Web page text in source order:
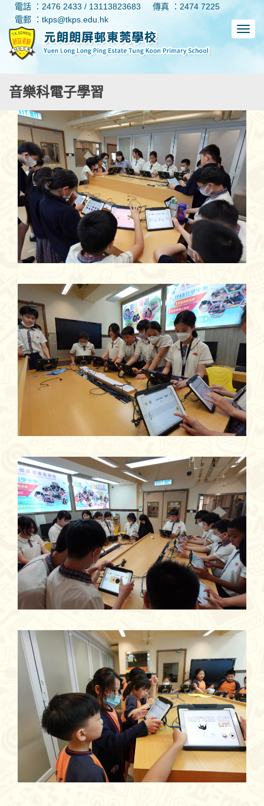
電話 ：2476 2433 / 13113823683
傳真 ：2474 7225
電郵 ：tkps@tkps.edu.hk
音樂科電子學習